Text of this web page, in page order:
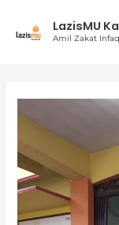
LazisMU
Amil Zakat